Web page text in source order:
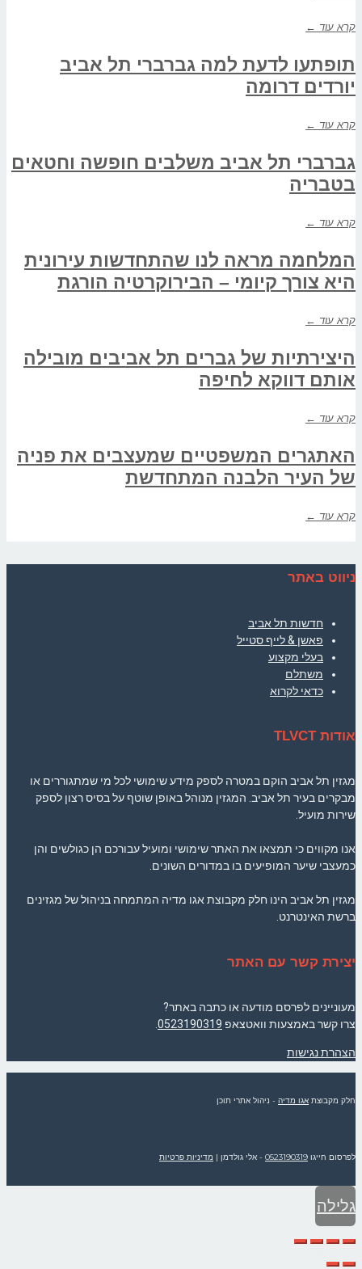
קרא עוד ←
תופתעו לדעת למה גברברי תל אביב
יורדים דרומה
קרא עוד ←
גברברי תל אביב משלבים חופשה וחטאים
בטבריה
קרא עוד ←
המלחמה מראה לנו שהתחדשות עירונית
היא צורך קיומי – הבירוקרטיה הורגת
קרא עוד ←
היצירתיות של גברים תל אביבים מובילה
אותם דווקא לחיפה
קרא עוד ←
האתגרים המשפטיים שמעצבים את פניה
של העיר הלבנה המתחדשת
קרא עוד ←
ניווט באתר
חדשות תל אביב
פאשן & לייף סטייל
בעלי מקצוע
משתלם
כדאי לקרוא
אודות TLVCT
מגזין תל אביב הוקם במטרה לספק מידע שימושי לכל מי שמתגוררים או
מבקרים בעיר תל אביב. המגזין מנוהל באופן שוטף על בסיס רצון לספק
שירות מועיל.
אנו מקווים כי תמצאו את האתר שימושי ומועיל עבורכם הן כגולשים והן
כמעצבי שיער המופיעים בו במדורים השונים.
מגזין תל אביב הינו חלק מקבוצת אגו מדיה המתמחה בניהול של מגזינים
ברשת האינטרנט.
יצירת קשר עם האתר
מעוניינים לפרסם מודעה או כתבה באתר?
צרו קשר באמצעות וואטצאפ 0523190319
הצהרת נגישות
חלק מקבוצת אגו מדיה - ניהול אתרי תוכן
לפרסום חייגו 0523190319 - אלי גולדמן | מדיניות פרטיות
גלילה
לראש